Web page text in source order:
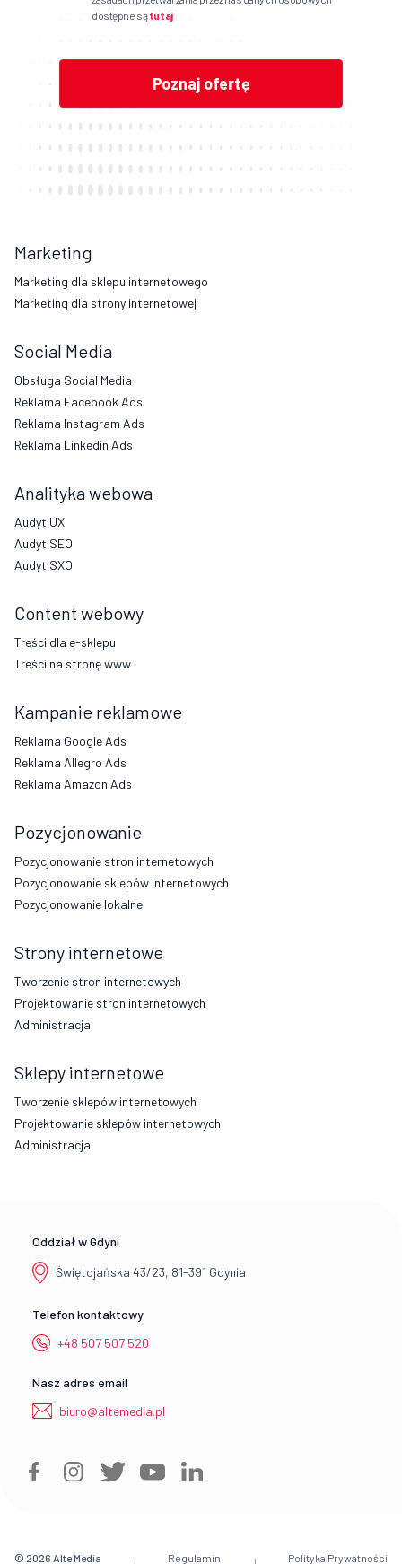
dostępne sątutaj
Marketing
Marketing dla sklepu internetowego
Marketing dla strony internetowej
Social Media
Obsługa Social Media
Reklama Facebook Ads
Reklama Instagram Ads
Reklama Linkedin Ads
Analityka webowa
Audyt UX
Audyt SEO
Audyt SXO
Content webowy
Treści dla e-sklepu
Treści na stronę www
Kampanie reklamowe
Reklama Google Ads
Reklama Allegro Ads
Reklama Amazon Ads
Pozycjonowanie
Pozycjonowanie stron internetowych
Pozycjonowanie sklepów internetowych
Pozycjonowanie lokalne
Strony internetowe
Tworzenie stron internetowych
Projektowanie stron internetowych
Administracja
Sklepy internetowe
Tworzenie sklepów internetowych
Projektowanie sklepów internetowych
Administracja
Oddział w Gdyni
Świętojańska 43/23, 81-391 Gdynia
Telefon kontaktowy
+48 507 507 520
Nasz adres email
biuro@altemedia.pl
© 2026 Alte Media | Regulamin | Polityka Prywatności